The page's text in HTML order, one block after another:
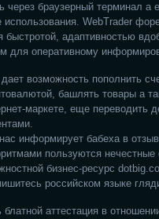
через браузерный терминал
WebTrader
быстротой, адаптивностью
для оперативному
возможность пополнить
башлять товары а
маркете, еще переводить
информирует бабеха в
пользуются
бизнес-ресурс
российском языке
блатной аттестация в